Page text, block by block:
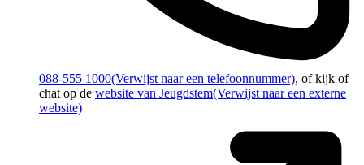
088-555 1000(Verwijst naar een telefoonnummer), of kijk of
chat op de website van Jeugdstem(Verwijst naar een externe
website)